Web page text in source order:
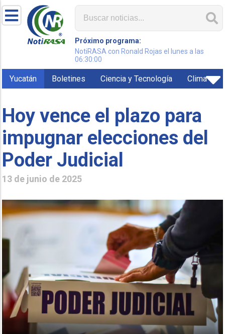
Próximo programa:
NotiRASA con Ronald Rojas el lunes a las
06:30:00
Yucatán Boletines Ciencia y Tecnología Clima
Hoy vence el plazo para
impugnar elecciones del
Poder Judicial
13 de junio de 2025